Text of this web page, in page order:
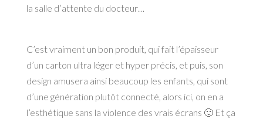
la salle d’attente du docteur…
C’est vraiment un bon produit, qui fait l’épaisseur
d’un carton ultra léger et hyper précis, et puis, son
design amusera ainsi beaucoup les enfants, qui sont
d’une génération plutôt connecté, alors ici, on en a
l’esthétique sans la violence des vrais écrans 🙂 Et ça